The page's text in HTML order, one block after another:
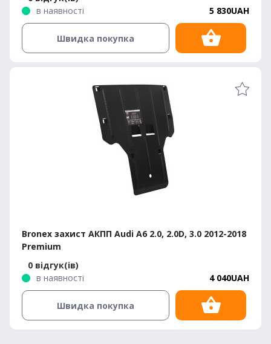
в наявності
5 830UAH
Швидка покупка
Bronex захист АКПП Audi A6 2.0, 2.0D, 3.0 2012-2018
Premium
0 відгук(ів)
в наявності
4 040UAH
Швидка покупка